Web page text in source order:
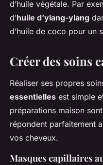
d’huile végétale. Par
d’huile d’ylang-ylang
d’huile de coco pour un
Créer des soins
Réaliser ses propres
essentielles est simple
préparations maison
répondent parfaitement
vos cheveux.
Masques capillaires